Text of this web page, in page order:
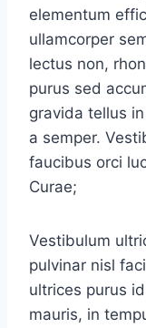
elementum
ullamcorper
lectus non,
purus sed
gravida tellus
a semper.
faucibus orci
Curae;
Vestibulum
pulvinar nisl
ultrices purus
mauris, in